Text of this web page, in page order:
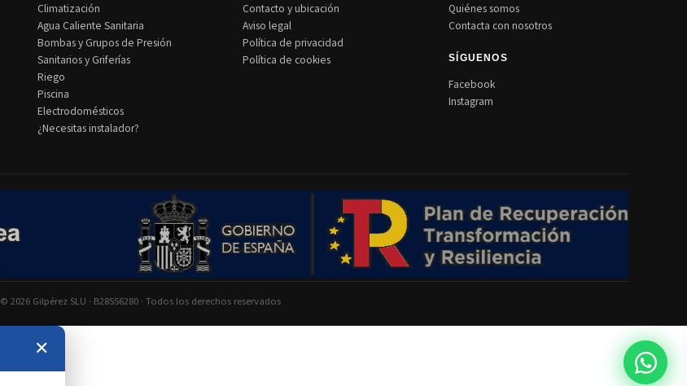
Climatización
Agua Caliente Sanitaria
Bombas y Grupos de Presión
Sanitarios y Griferías
Riego
Piscina
Electrodomésticos
¿Necesitas instalador?
Contacto y ubicación
Aviso legal
Política de privacidad
Política de cookies
Quiénes somos
Contacta con nosotros
SÍGUENOS
Facebook
Instagram
© 2026 Gilpérez SLU · B28556280 · Todos los derechos reservados
✕